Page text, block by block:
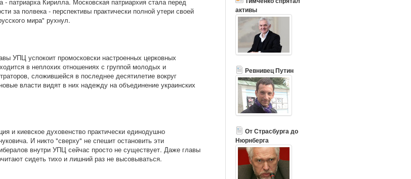
за полвека - перспективы практически полной утери своей
мира" рухнул.
УПЦ успокоит промосковски настроенных церковных
в неплохих отношениях с группой молодых и
сложившейся в последнее десятилетие вокруг
власти видят в них надежду на объединение украинских
и киевское духовенство практически единодушно
И никто "сверху" не спешит остановить эти
внутри УПЦ сейчас просто не существует. Даже главы
сидеть тихо и лишний раз не высовываться.
активы
Ревнивец Путин
От Страсбурга до
Нюрнберга